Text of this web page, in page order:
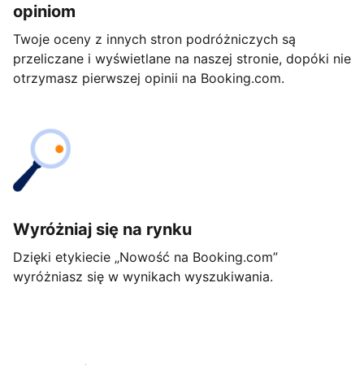
opiniom
Twoje oceny z innych stron podróżniczych są
przeliczane i wyświetlane na naszej stronie, dopóki nie
otrzymasz pierwszej opinii na Booking.com.
Wyróżniaj się na rynku
Dzięki etykiecie „Nowość na Booking.com”
wyróżniasz się w wynikach wyszukiwania.
Rozpocznij już dziś